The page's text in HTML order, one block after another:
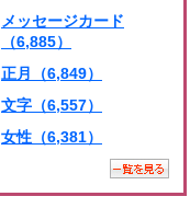
メッセージカード
（6,885）
正月（6,849）
文字（6,557）
女性（6,381）